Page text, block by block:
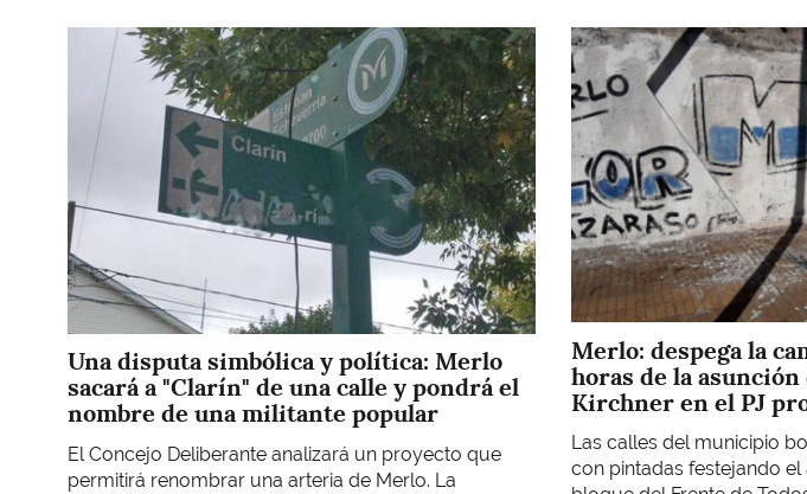
Imagen
Una disputa simbólica y política: Merlo
sacará a "Clarín" de una calle y pondrá el
nombre de una militante popular
El Concejo Deliberante analizará un proyecto que
permitirá renombrar una arteria de Merlo. La
Imagen
Merlo: despega la
horas de la
Kirchner en el PJ
Las calles del municipio
con pintadas festejando